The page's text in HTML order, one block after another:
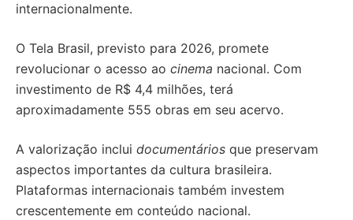
internacionalmente.
O Tela Brasil, previsto para 2026, promete
revolucionar o acesso ao cinema nacional. Com
investimento de R$ 4,4 milhões, terá
aproximadamente 555 obras em seu acervo.
A valorização inclui documentários que preservam
aspectos importantes da cultura brasileira.
Plataformas internacionais também investem
crescentemente em conteúdo nacional.